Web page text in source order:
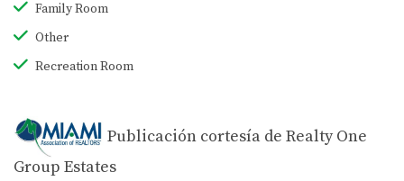
Family Room
Other
Recreation Room
Publicación cortesía de Realty One
Group Estates